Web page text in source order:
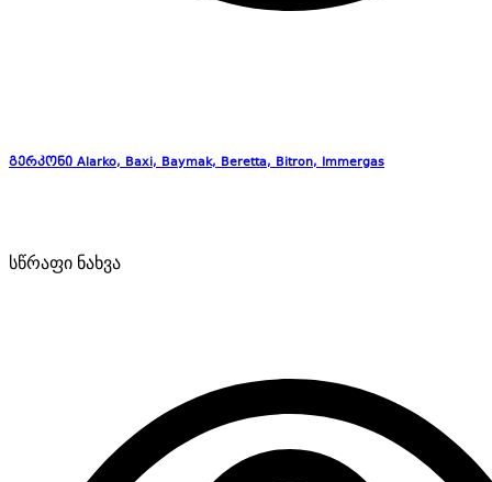
გერკონი Alarko, Baxi, Baymak, Beretta, Bitron, Immergas
სწრაფი ნახვა